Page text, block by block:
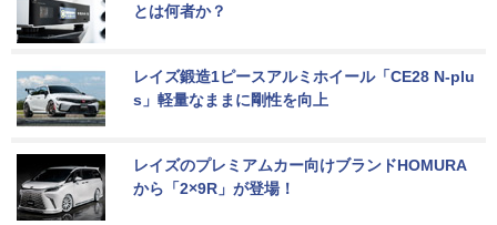
とは何者か？
レイズ鍛造1ピースアルミホイール「CE28 N-plu
s」軽量なままに剛性を向上
レイズのプレミアムカー向けブランドHOMURA
から「2×9R」が登場！